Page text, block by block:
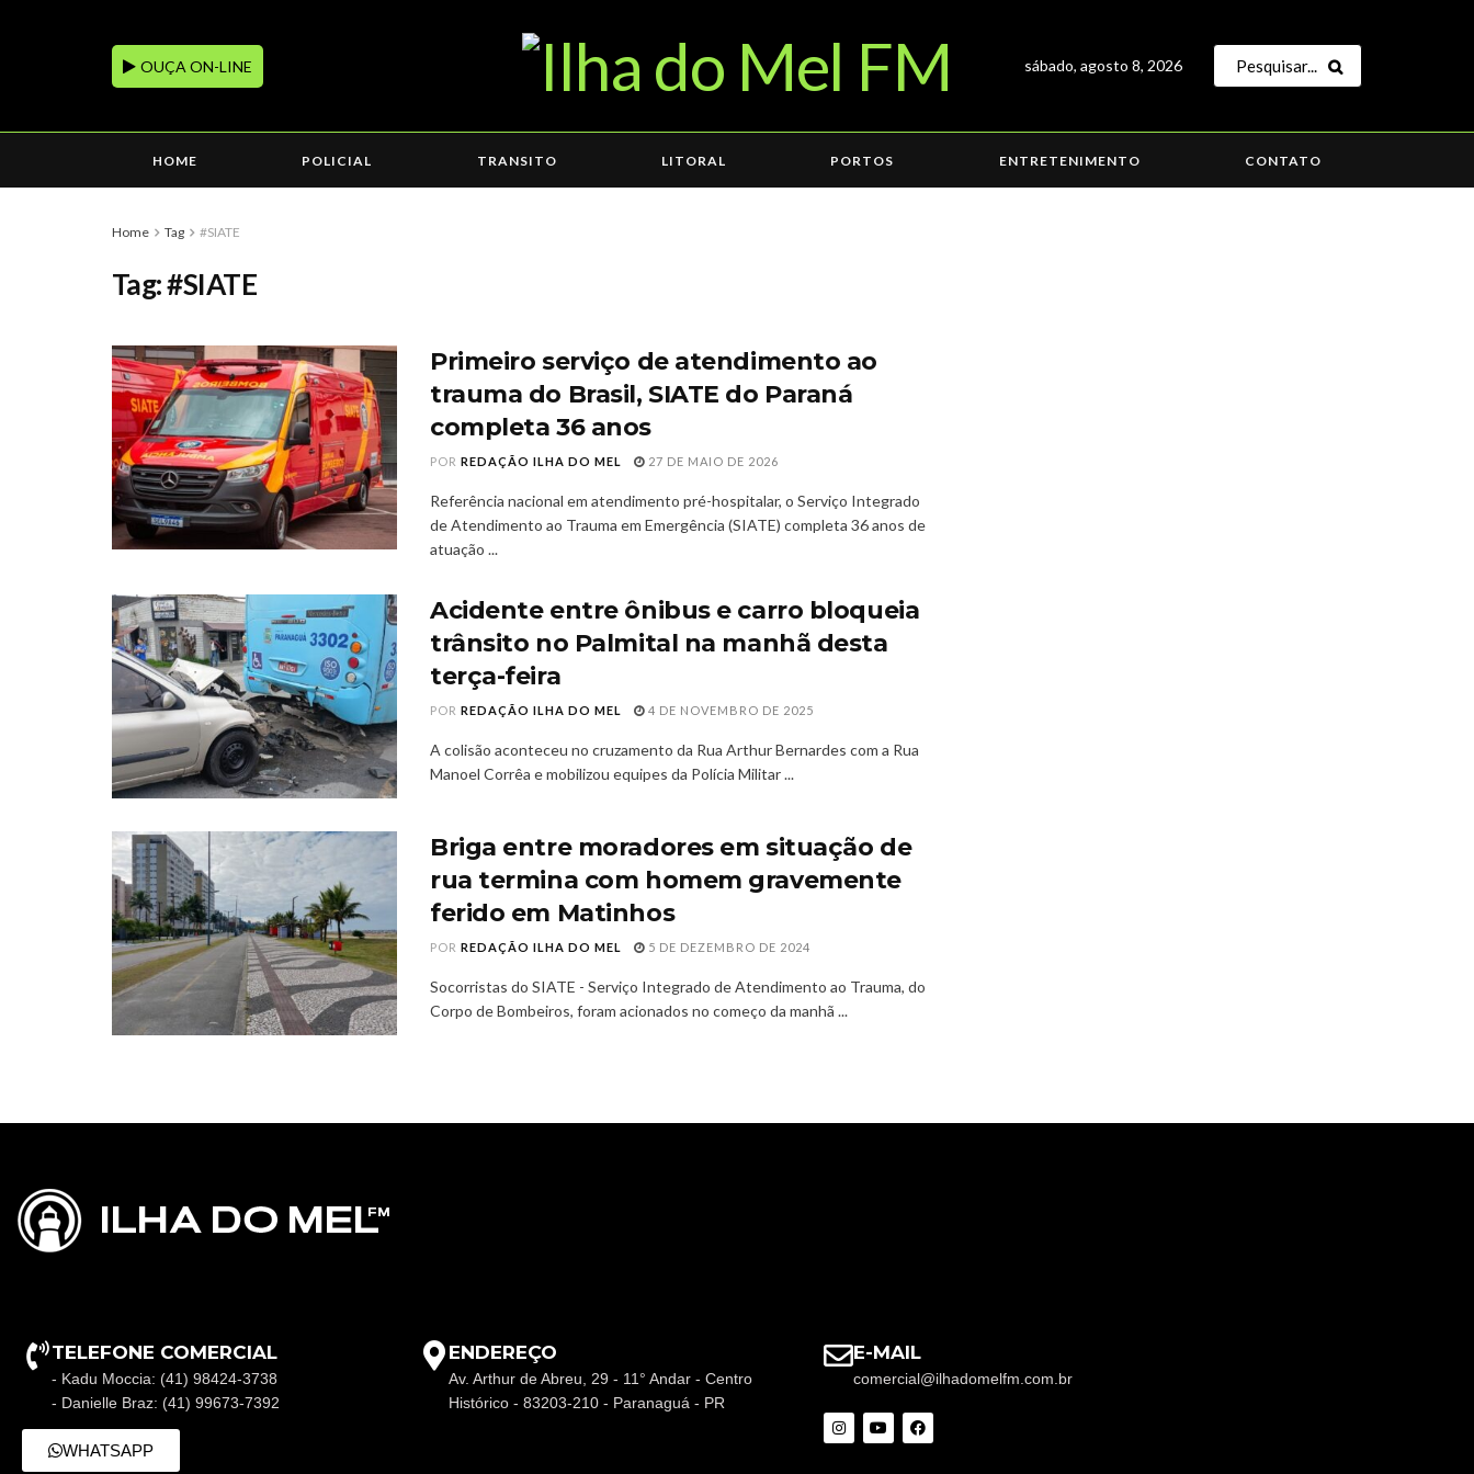
OUÇA ON-LINE sábado, agosto 8, 2026
HOME POLICIAL TRANSITO LITORAL PORTOS ENTRETENIMENTO CONTATO
Home Tag #SIATE
Tag:#SIATE
Primeiro serviço de atendimento ao
trauma do Brasil, SIATE do Paraná
completa 36 anos
POR REDAÇÃO ILHA DO MEL 27 DE MAIO DE 2026
Referência nacional em atendimento pré-hospitalar, o Serviço Integrado
de Atendimento ao Trauma em Emergência (SIATE) completa 36 anos de
atuação ...
Acidente entre ônibus e carro bloqueia
trânsito no Palmital na manhã desta
terça-feira
POR REDAÇÃO ILHA DO MEL 4 DE NOVEMBRO DE 2025
A colisão aconteceu no cruzamento da Rua Arthur Bernardes com a Rua
Manoel Corrêa e mobilizou equipes da Polícia Militar ...
Briga entre moradores em situação de
rua termina com homem gravemente
ferido em Matinhos
POR REDAÇÃO ILHA DO MEL 5 DE DEZEMBRO DE 2024
Socorristas do SIATE - Serviço Integrado de Atendimento ao Trauma, do
Corpo de Bombeiros, foram acionados no começo da manhã ...
TELEFONE COMERCIAL
- Kadu Moccia: (41) 98424-3738
- Danielle Braz: (41) 99673-7392
WHATSAPP
ENDEREÇO
Av. Arthur de Abreu, 29 - 11° Andar - Centro
Histórico - 83203-210 - Paranaguá - PR
E-MAIL
comercial@ilhadomelfm.com.br